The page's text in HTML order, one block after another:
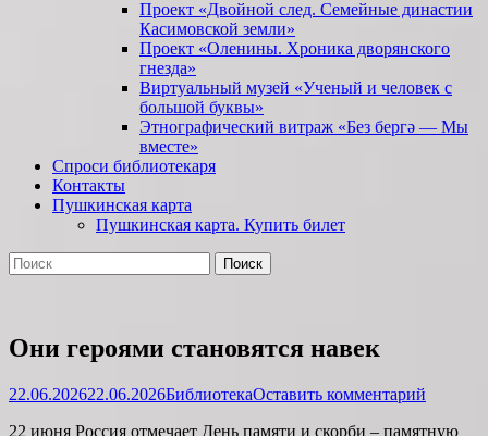
Проект «Двойной след. Семейные династии
Касимовской земли»
Проект «Оленины. Хроника дворянского
гнезда»
Виртуальный музей «Ученый и человек с
большой буквы»
Этнографический витраж «Без бергə — Мы
вместе»
Спроси библиотекаря
Контакты
Пушкинская карта
Пушкинская карта. Купить билет
Поиск
Найти:
Они героями становятся навек
Опубликовано
22.06.202622.06.2026Автор
БиблиотекаОставить комментарий
22 июня Россия отмечает День памяти и скорби – памятную